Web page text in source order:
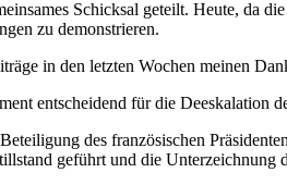
Schicksal geteilt. Heute, da
zu demonstrieren.
in den letzten Wochen meinen
entscheidend für die Deeskalation
des französischen
geführt und die Unterzeichnung